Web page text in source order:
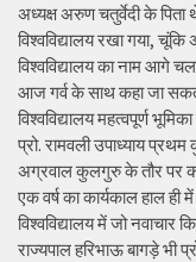
अध्यक्ष अरुण चतुर्वेदी के
विश्वविद्यालय रखा गया,
विश्वविद्यालय का नाम आगे
आज गर्व के साथ कहा जा
विश्वविद्यालय महत्वपूर्ण
प्रो. रामवली उपाध्याय
अग्रवाल कुलगुरु के तौर पर
एक वर्ष का कार्यकाल हाल
विश्वविद्यालय में जो
राज्यपाल हरिभाऊ बागड़े भी